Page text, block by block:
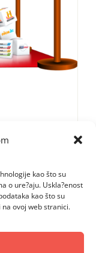
kao što su
o ure?aju. Uskla?enost
kao što su
ovoj web stranici.